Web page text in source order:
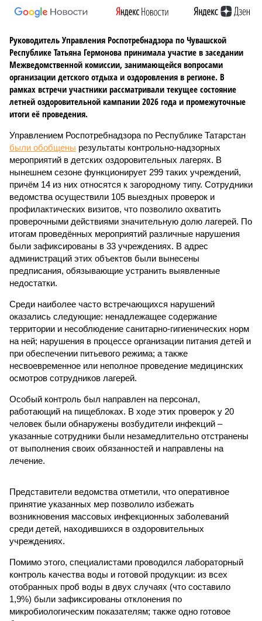
Руководитель Управления Роспотребнадзора по Чувашской
Республике Татьяна Гермонова принимала участие в заседании
Межведомственной комиссии, занимающейся вопросами
организации детского отдыха и оздоровления в регионе. В
рамках встречи участники рассматривали текущее состояние
летней оздоровительной кампании 2026 года и промежуточные
итоги её проведения.
Управлением Роспотребнадзора по Республике Татарстан
были обобщены результаты контрольно-надзорных
мероприятий в детских оздоровительных лагерях. В
нынешнем сезоне функционирует 299 таких учреждений,
причём 14 из них относятся к загородному типу. Сотрудники
ведомства осуществили 105 выездных проверок и
профилактических визитов, что позволило охватить
проверочными действиями значительную долю лагерей. По
итогам проведённых мероприятий различные нарушения
были зафиксированы в 33 учреждениях. В адрес
администраций этих объектов были вынесены
предписания, обязывающие устранить выявленные
недостатки.
Среди наиболее часто встречающихся нарушений
оказались следующие: ненадлежащее содержание
территории и несоблюдение санитарно-гигиенических норм
на ней; нарушения в процессе организации питания детей и
при обеспечении питьевого режима; а также
несвоевременное или неполное проведение медицинских
осмотров сотрудников лагерей.
Особый контроль был направлен на персонал,
работающий на пищеблоках. В ходе этих проверок у 20
человек были обнаружены возбудители инфекций –
указанные сотрудники были незамедлительно отстранены
от выполнения своих обязанностей и направлены на
лечение.
Представители ведомства отметили, что оперативное
принятие указанных мер позволило избежать
возникновения массовых инфекционных заболеваний
среди детей, находившихся в оздоровительных
учреждениях.
Помимо этого, специалистами проводился лабораторный
контроль качества воды и готовой продукции: из всех
отобранных проб воды в двух случаях (что составило
1,9%) были зафиксированы отклонения по
микробиологическим показателям; также одно готовое